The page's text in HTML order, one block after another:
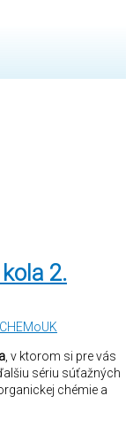
2.
CHEMoUK
, v ktorom si pre vás
sériu súťažných
chémie a